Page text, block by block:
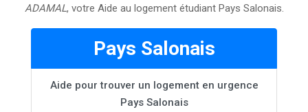
ADAMAL, votre Aide au logement étudiant Pays Salonais.
Pays Salonais
Aide pour trouver un logement en urgence
Pays Salonais